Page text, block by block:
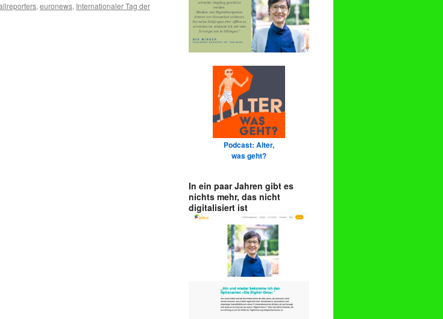
, euronews, Internationaler Tag der
Podcast: Alter,
was geht?
In ein paar Jahren gibt es
nichts mehr, das nicht
digitalisiert ist